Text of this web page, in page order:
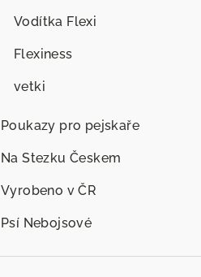
Vodítka Flexi
Flexiness
vetki
Poukazy pro pejskaře
Na Stezku Českem
Vyrobeno v ČR
Psí Nebojsové